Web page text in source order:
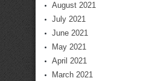
August 2021
July 2021
June 2021
May 2021
April 2021
March 2021